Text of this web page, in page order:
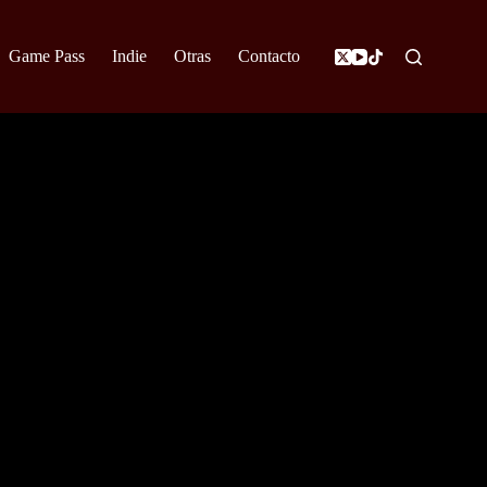
Game Pass Indie Otras Contacto